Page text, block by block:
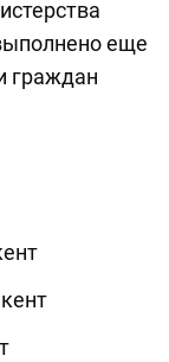
еще
граждан